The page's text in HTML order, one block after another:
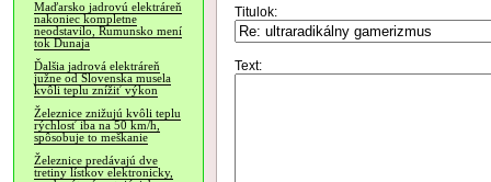
Maďarsko jadrovú elektráreň
nakoniec kompletne
neodstavilo, Rumunsko mení
tok Dunaja
Ďalšia jadrová elektráreň
južne od Slovenska musela
kvôli teplu znížiť výkon
Železnice znižujú kvôli teplu
rýchlosť iba na 50 km/h,
spôsobuje to meškanie
Železnice predávajú dve
tretiny lístkov elektronicky,
Titulok:
Text: